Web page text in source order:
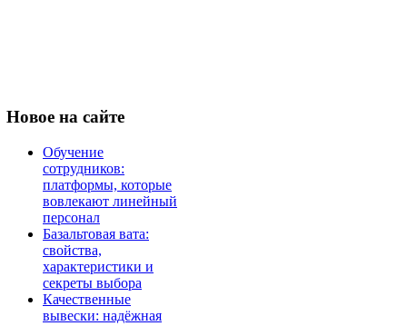
Новое на сайте
Обучение
сотрудников:
платформы, которые
вовлекают линейный
персонал
Базальтовая вата:
свойства,
характеристики и
секреты выбора
Качественные
вывески: надёжная